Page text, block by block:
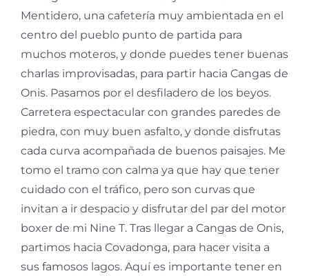
Mentidero, una cafetería muy ambientada en el
centro del pueblo punto de partida para
muchos moteros, y donde puedes tener buenas
charlas improvisadas, para partir hacia Cangas de
Onis. Pasamos por el desfiladero de los beyos.
Carretera espectacular con grandes paredes de
piedra, con muy buen asfalto, y donde disfrutas
cada curva acompañada de buenos paisajes. Me
tomo el tramo con calma ya que hay que tener
cuidado con el tráfico, pero son curvas que
invitan a ir despacio y disfrutar del par del motor
boxer de mi Nine T. Tras llegar a Cangas de Onis,
partimos hacia Covadonga, para hacer visita a
sus famosos lagos. Aquí es importante tener en